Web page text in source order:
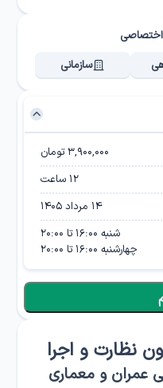
نظارت و اجرا
عمران و معماری
اختصاصی
سازمانی
۳,۹۰۰,۰۰۰ تومان
12 ساعت
۱۴ مرداد ۱۴۰۵
شنبه 16:00 تا 20:00
چهارشنبه 16:00 تا 20:00